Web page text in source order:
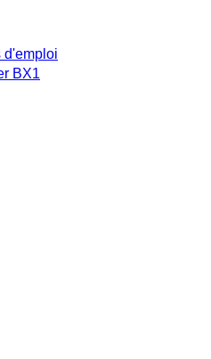
d'emploi
BX1